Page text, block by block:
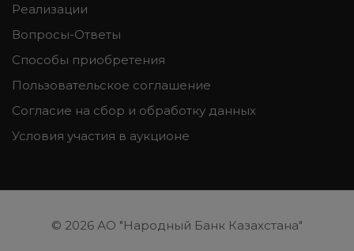
Реализации
Вопросы-Ответы
Способы приобретения
Пользовательское соглашение
Согласие на сбор и обработку данных
Условия участия в аукционе
© 2026 АО "Народный Банк Казахстана"